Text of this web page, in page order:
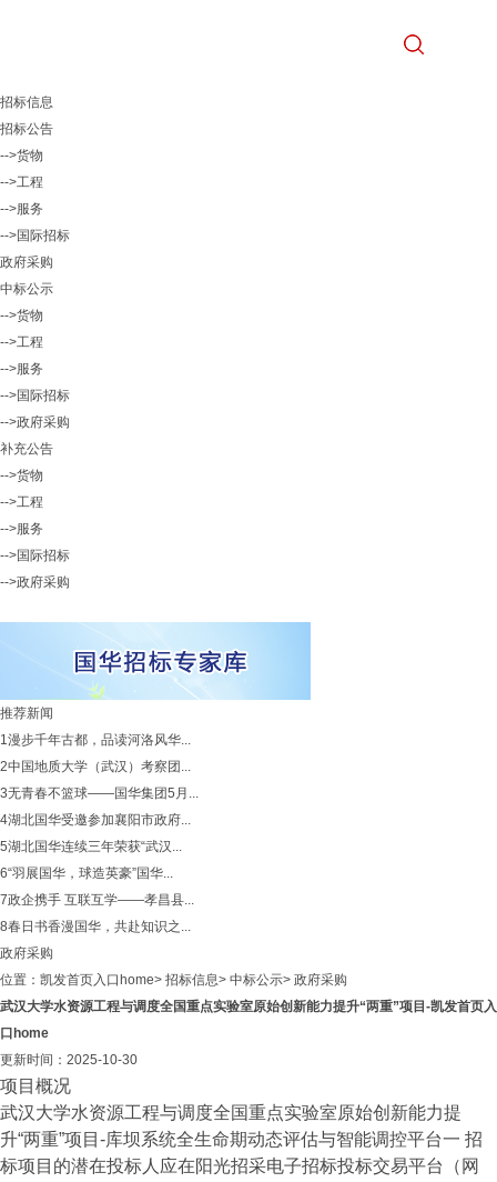
招标信息
招标公告
-->货物
-->工程
-->服务
-->国际招标
政府采购
中标公示
-->货物
-->工程
-->服务
-->国际招标
-->政府采购
补充公告
-->货物
-->工程
-->服务
-->国际招标
-->政府采购
推荐新闻
1漫步千年古都，品读河洛风华...
2中国地质大学（武汉）考察团...
3无青春不篮球——国华集团5月...
4湖北国华受邀参加襄阳市政府...
5湖北国华连续三年荣获“武汉...
6“羽展国华，球造英豪”国华...
7政企携手 互联互学——孝昌县...
8春日书香漫国华，共赴知识之...
政府采购
位置： 凯发首页入口home> 招标信息> 中标公示> 政府采购
武汉大学水资源工程与调度全国重点实验室原始创新能力提升“两重”项目-凯发首页入
口home
更新时间：2025-10-30
项目概况
武汉大学水资源工程与调度全国重点实验室原始创新能力提
升“两重”项目-库坝系统全生命期动态评估与智能调控平台一 招
标项目的潜在投标人应在阳光招采电子招标投标交易平台（网